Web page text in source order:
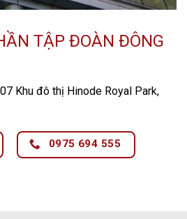
TẬP ĐOÀN ĐÔNG
Khu đô thị Hinode Royal Park,
0975 694 555